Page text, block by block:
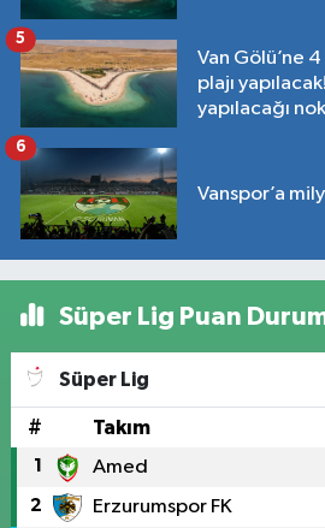
Van Gölü’ne
plajı
yapılacağı
5
Vanspor’a
6
Süper Lig Puan
Süper Lig
# Takım
1 Amed
2 Erzurumspor FK